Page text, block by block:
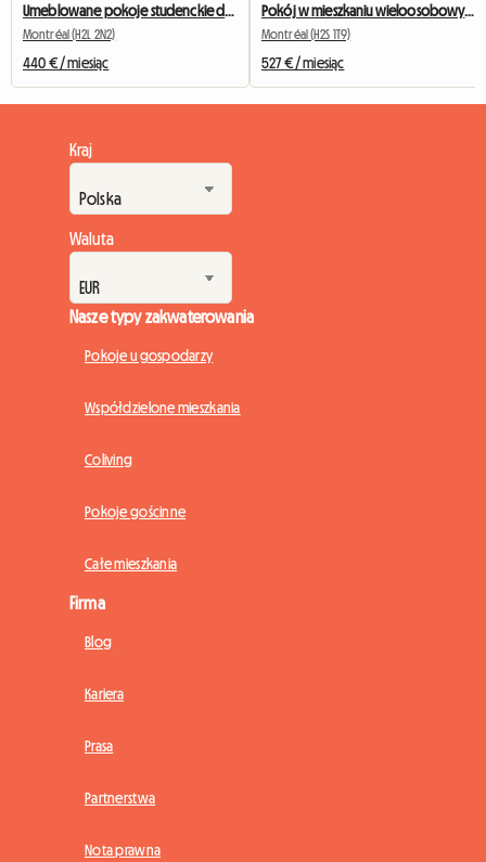
Montréal (H2L 2N2)
440 € / miesiąc
Pokój w mieszkaniu wieloosobowym, stacja metra Beubien
Montréal (H2S 1T9)
527 € / miesiąc
Kraj
Waluta
Nasze typy zakwaterowania
Pokoje u gospodarzy
Współdzielone mieszkania
Coliving
Pokoje gościnne
Całe mieszkania
Firma
Blog
Kariera
Prasa
Partnerstwa
Nota prawna